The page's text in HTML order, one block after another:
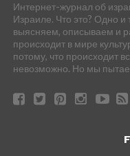
Интернет-журнал об
Израиле. Что это? Одно
выясняем, описываем и
происходит в мире
потому, что происходит
невозможно. Но мы